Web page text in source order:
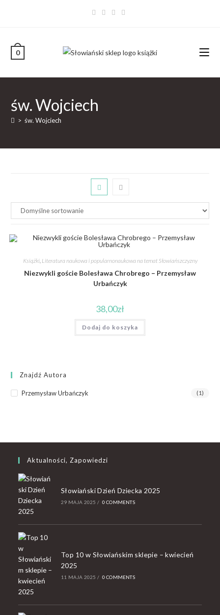
0
św. Wojciech
> św. Wojciech
Książki, Literatura naukowa i popularnonaukowa na temat Słowiańszczyzny
Niezwykli goście Bolesława Chrobrego – Przemysław
Urbańczyk
38,00zł
Dodaj do koszyka
Znajdź Autora
Przemysław Urbańczyk (1)
Aktualności, Zapowiedzi
Słowiański Dzień Dziecka 2025
29 MAJA 2025 / 0 COMMENTS
Top 10 w Słowiańskim sklepie – kwiecień
2025
11 MAJA 2025 / 0 COMMENTS